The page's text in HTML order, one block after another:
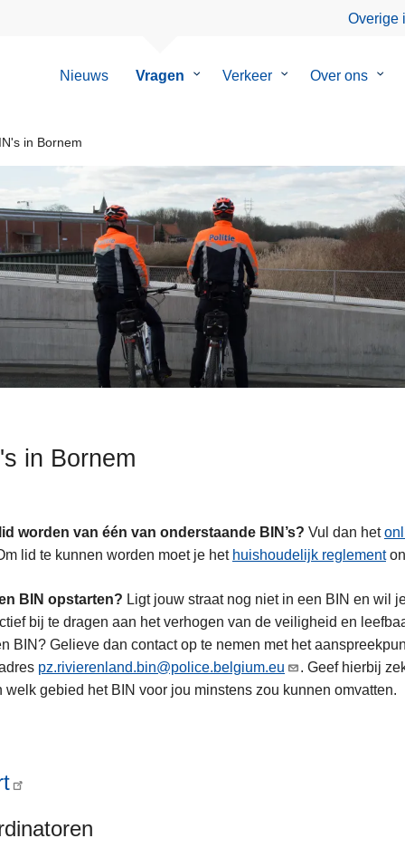
Overige
Nieuws Vragen
Submenu
Verkeer
SubmenuOver ons
in Bornem
in Bornem
worden van één van onderstaande BIN’s? Vul dan het
lid te kunnen worden moet je het huishoudelijk reglement
BIN opstarten? Ligt jouw straat nog niet in een BIN en wil
bij te dragen aan het verhogen van de veiligheid en
BIN? Gelieve dan contact op te nemen met het
pz.rivierenland.bin@police.belgium.eu
. Geef hierbij
welk gebied het BIN voor jou minstens zou kunnen omvatten.